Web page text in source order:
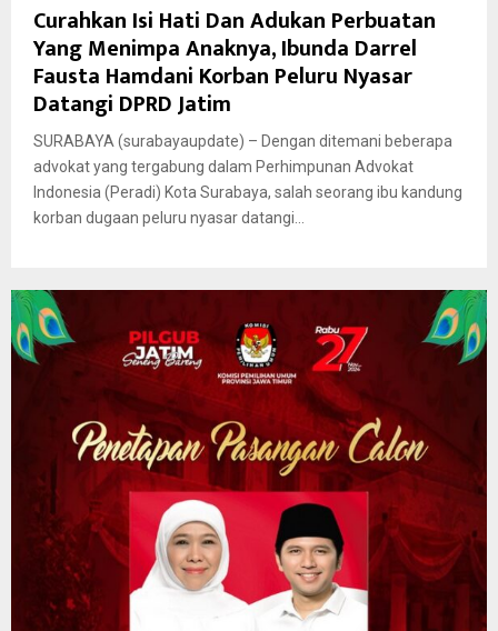
Curahkan Isi Hati Dan Adukan Perbuatan
Yang Menimpa Anaknya, Ibunda Darrel
Fausta Hamdani Korban Peluru Nyasar
Datangi DPRD Jatim
SURABAYA (surabayaupdate) – Dengan ditemani beberapa
advokat yang tergabung dalam Perhimpunan Advokat
Indonesia (Peradi) Kota Surabaya, salah seorang ibu kandung
korban dugaan peluru nyasar datangi...